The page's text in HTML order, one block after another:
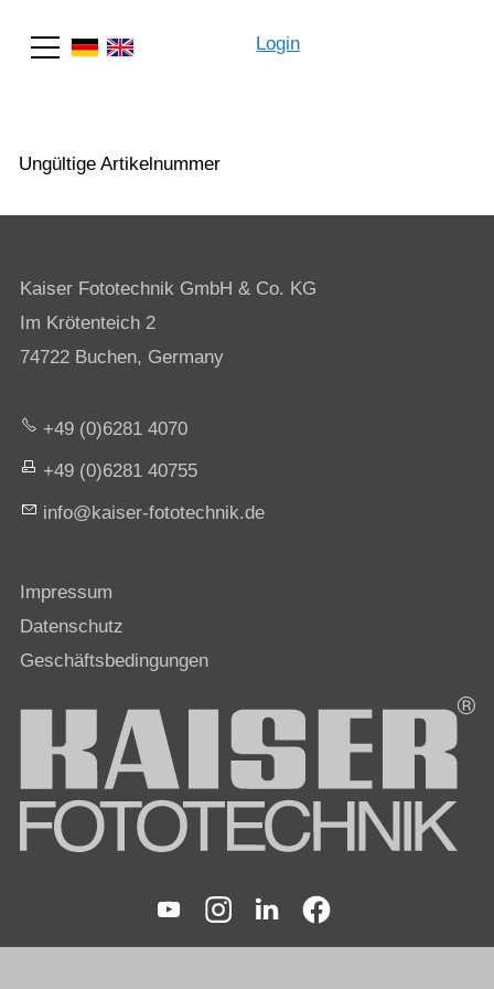
Login
Ungültige Artikelnummer
Kaiser Fototechnik GmbH & Co. KG
Im Krötenteich 2
74722 Buchen, Germany
+49 (0)6281 4070
+49 (0)6281 40755
nf
k s r-f t t chn k d
Impressum
Datenschutz
Geschäftsbedingungen